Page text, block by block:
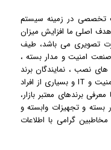
تخصصی در زمینه سیستم
هدف اصلی ما افزایش میزان
تصویری می باشد، طیف
امنیت و مدار بسته ،
نصب ، نمایندگان برند
های معتبر ، دانشجویان و نخبگان صنعت امنیت و IT و بسیاری از افراد
برندهای معتبر بازار،
و تجهیزات وابسته و
گرامی با اطلاعات